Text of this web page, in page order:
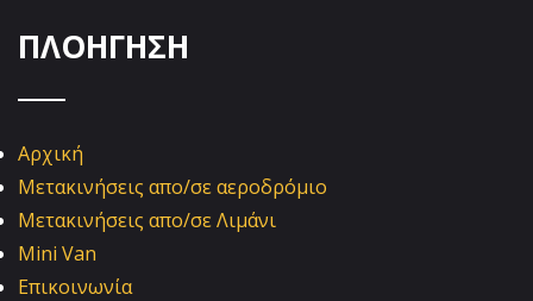
ΠΛΟΗΓΗΣΗ
Αρχική
Μετακινήσεις απο/σε αεροδρόμιο
Μετακινήσεις απο/σε Λιμάνι
Mini Van
Επικοινωνία